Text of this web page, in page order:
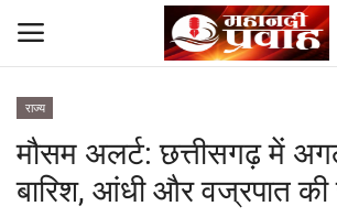
Home
राज्य
मौसम अलर्ट: छत्तीसगढ़ में
बारिश, आंधी और वज्रपात की